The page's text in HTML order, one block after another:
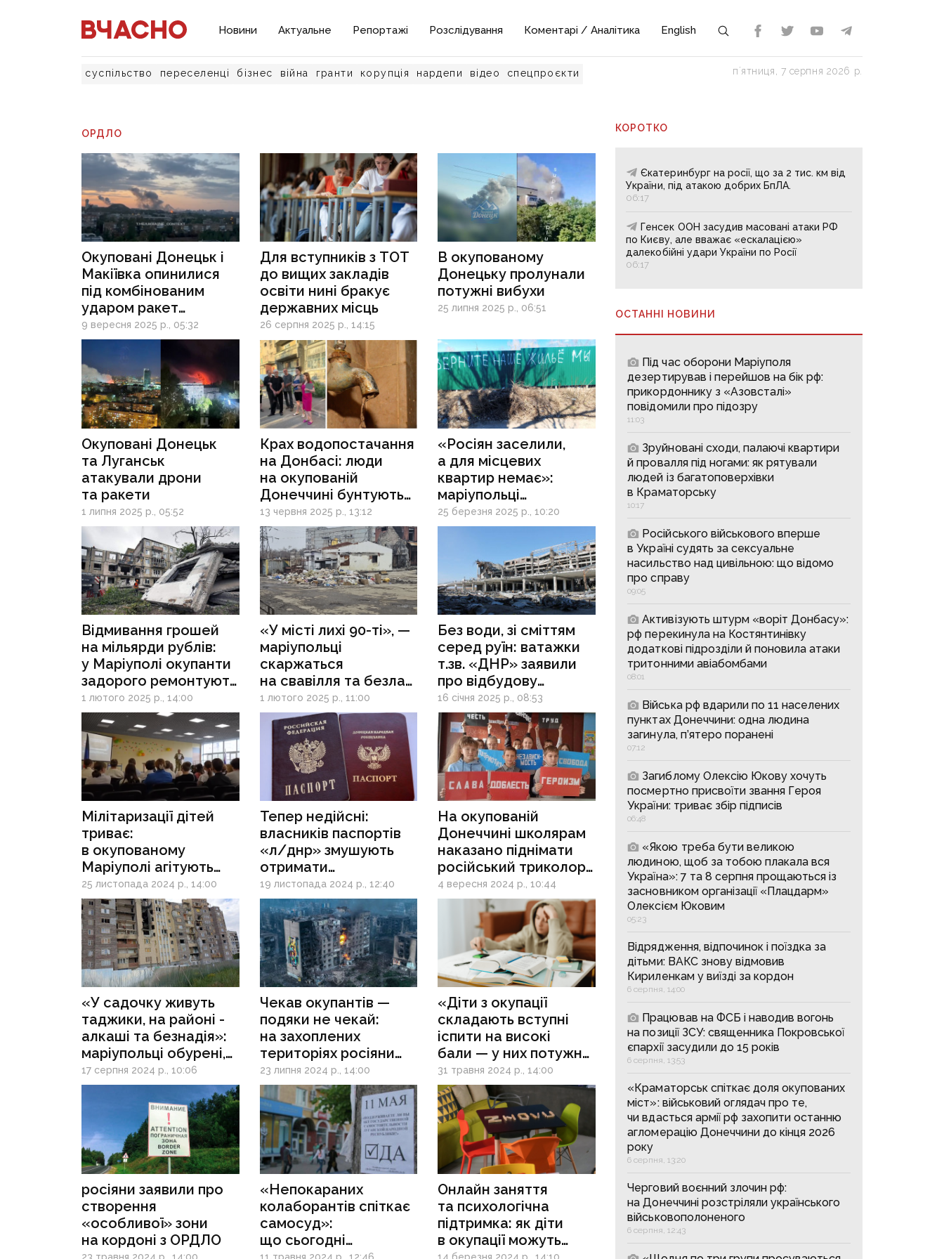
Новини Актуальне Репортажі Розслідування Коментарі / Аналітика English
суспільство переселенці бізнес війна гранти корупція нардепи відео спецпроєкти пʼятниця, 7 серпня 2026 р.
ОРДЛО
Окуповані Донецьк і
Макіївка опинилися
під комбінованим
ударом ракет
та дронів
9 вересня 2025 р., 05:32
Для вступників з ТОТ
до вищих закладів
освіти нині бракує
державних місць
26 серпня 2025 р., 14:15
В окупованому
Донецьку пролунали
потужні вибухи
25 липня 2025 р., 06:51
Окуповані Донецьк
та Луганськ
атакували дрони
та ракети
1 липня 2025 р., 05:52
Крах водопостачання
на Донбасі: люди
на окупованій
Донеччині бунтують
через дефіцит води
13 червня 2025 р., 13:12
«Росіян заселили,
а для місцевих
квартир немає»:
маріупольці
скаржаться
на житлову політику
25 березня 2025 р., 10:20
Відмивання грошей
на мільярди рублів:
у Маріуполі окупанти
задорого ремонтують
аварійні будинки, які
невдовзі зноситимуть
1 лютого 2025 р., 14:00
«У місті лихі 90-ті», —
маріупольці
скаржаться
на свавілля та безлад
при окупантах
1 лютого 2025 р., 11:00
Без води, зі сміттям
серед руїн: ватажки
т.зв. «ДНР» заявили
про відбудову
аеропорту
в Донецьку
16 січня 2025 р., 08:53
Мілітаризації дітей
триває:
в окупованому
Маріуполі агітують
школярів вступати
до росгвардії
25 листопада 2024 р., 14:00
Тепер недійсні:
власників паспортів
«л/днр» змушують
отримати
громадянство рф
19 листопада 2024 р., 12:40
На окупованій
Донеччині школярам
наказано піднімати
російський триколор
та вмикати гімн
окупантів
4 вересня 2024 р., 10:44
«У садочку живуть
таджики, на районі -
алкаші та безнадія»:
маріупольці обурені,
наскільки окупанти
запустили їхні райони
17 серпня 2024 р., 10:06
Чекав окупантів —
подяки не чекай:
на захоплених
територіях росіяни
«кинули» на виплати
донеччан
23 липня 2024 р., 14:00
«Діти з окупації
складають вступні
іспити на високі
бали — у них потужна
мотивація»: як молоді
з ТОТ вступити у ВНЗ
України
31 травня 2024 р., 14:00
росіяни заявили про
створення
«особливої» зони
на кордоні з ОРДЛО
23 травня 2024 р., 14:00
«Непокараних
колаборантів спіткає
самосуд»:
що сьогодні
11 травня 2024 р., 12:46
Онлайн заняття
та психологічна
підтримка: як діти
в окупації можуть
14 березня 2024 р., 14:10
КОРОТКО
Єкатеринбург на росії, що за 2 тис. км від
України, під атакою добрих БпЛА.
06:17
Генсек ООН засудив масовані атаки РФ
по Києву, але вважає «ескалацією»
далекобійні удари України по Росії
06:17
ОСТАННІ НОВИНИ
Під час оборони Маріуполя
дезертирував і перейшов на бік рф:
прикордоннику з «Азовсталі»
повідомили про підозру
11:03
Зруйновані сходи, палаючі квартири
й провалля під ногами: як рятували
людей із багатоповерхівки
в Краматорську
10:17
Російського військового вперше
в Україні судять за сексуальне
насильство над цивільною: що відомо
про справу
09:05
Активізують штурм «воріт Донбасу»:
рф перекинула на Костянтинівку
додаткові підрозділи й поновила атаки
тритонними авіабомбами
08:01
Війська рф вдарили по 11 населених
пунктах Донеччини: одна людина
загинула, п’ятеро поранені
07:12
Загиблому Олексію Юкову хочуть
посмертно присвоїти звання Героя
України: триває збір підписів
06:48
«Якою треба бути великою
людиною, щоб за тобою плакала вся
Україна»: 7 та 8 серпня прощаються із
засновником організації «Плацдарм»
Олексієм Юковим
05:23
Відрядження, відпочинок і поїздка за
дітьми: ВАКС знову відмовив
Кириленкам у виїзді за кордон
6 серпня, 14:00
Працював на ФСБ і наводив вогонь
на позиції ЗСУ: священника Покровської
єпархії засудили до 15 років
6 серпня, 13:53
«Краматорськ спіткає доля окупованих
міст»: військовий оглядач про те,
чи вдасться армії рф захопити останню
агломерацію Донеччини до кінця 2026
року
6 серпня, 13:20
Черговий воєнний злочин рф:
на Донеччині розстріляли українського
військовополоненого
6 серпня, 12:43